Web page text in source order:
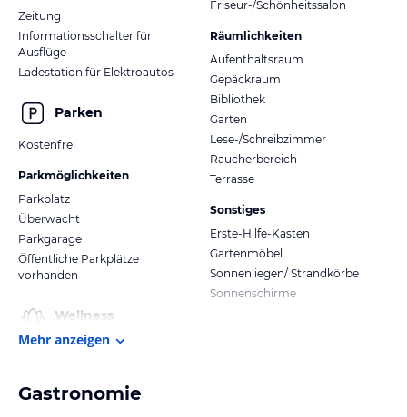
Zeitung
Informationsschalter für
Ausflüge
Ladestation für Elektroautos
Parken
Kostenfrei
Parkmöglichkeiten
Parkplatz
Überwacht
Parkgarage
Öffentliche Parkplätze
vorhanden
Wellness
Friseur-/Schönheitssalon
Räumlichkeiten
Aufenthaltsraum
Gepäckraum
Bibliothek
Garten
Lese-/Schreibzimmer
Raucherbereich
Terrasse
Sonstiges
Erste-Hilfe-Kasten
Gartenmöbel
Sonnenliegen/ Strandkörbe
Sonnenschirme
Mehr anzeigen
Gastronomie